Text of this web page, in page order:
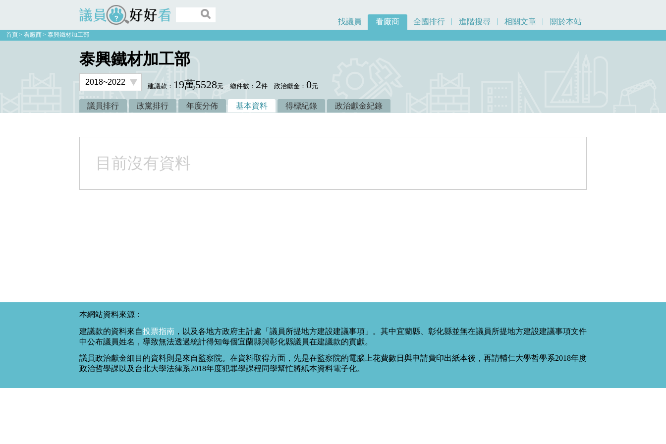
議員好好看
找議員 看廠商 全國排行 進階搜尋 相關文章 關於本站
首頁 看廠商 泰興鐵材加工部
泰興鐵材加工部
建議款： 19萬5528元 總件數： 2件 政治獻金：0元
議員排行 政黨排行 年度分佈 基本資料 得標紀錄 政治獻金紀錄
目前沒有資料
本網站資料來源：
建議款的資料來自投票指南 ，以及各地方政府主計處「議員所提地方建設建議事項」。其中宜蘭縣、彰化縣並無在議員所提地方建設建議事項文件
中公布議員姓名，導致無法透過統計得知每個宜蘭縣與彰化縣議員在建議款的貢獻。
議員政治獻金細目的資料則是來自監察院。在資料取得方面，先是在監察院的電腦上花費數日與申請費印出紙本後，再請輔仁大學哲學系2018年度
政治哲學課以及台北大學法律系2018年度犯罪學課程同學幫忙將紙本資料電子化。